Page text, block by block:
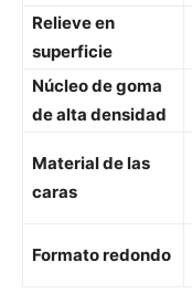
Relieve en
superficie
Núcleo de goma
de alta densidad
Material de las
caras
Formato redondo